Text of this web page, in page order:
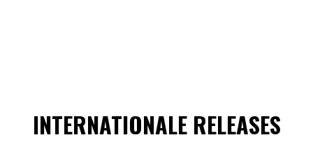
INTERNATIONALE RELEASES